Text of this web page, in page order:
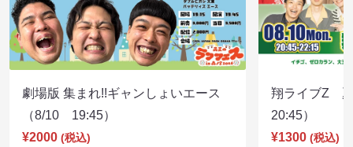
劇場版 集まれ!!ギャンしょいエース
（8/10 19:45）
¥2000 (税込)
翔ライブZ
20:45）
¥1300 (税込)